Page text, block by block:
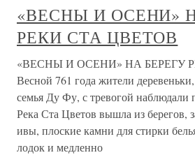
«ВЕСНЫ И ОСЕНИ»
РЕКИ СТА ЦВЕТОВ
«ВЕСНЫ И ОСЕНИ» НА БЕРЕГУ
Весной 761 года жители
семья Ду Фу, с тревогой наблюдали
Река Ста Цветов вышла из берегов,
ивы, плоские камни для стирки
лодок и медленно